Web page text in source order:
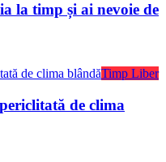
la timp și ai nevoie de
Timp Liber
de clima